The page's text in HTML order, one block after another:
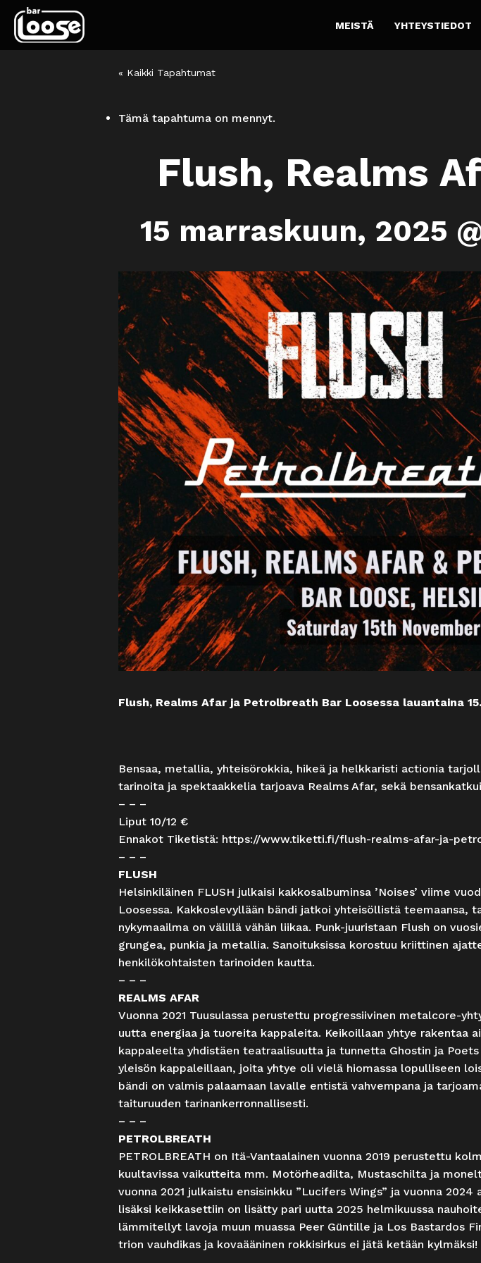
MEISTÄ YHTEYSTIEDOT
« Kaikki Tapahtumat
Tämä tapahtuma on mennyt.
Flush, Realms
15 marraskuun, 2025
Flush, Realms Afar ja Petrolbreath Bar Loosessa lauantaina
Bensaa, metallia, yhteisörokkia, hikeä ja helkkaristi actionia
tarinoita ja spektaakkelia tarjoava Realms Afar, sekä
– – –
Liput 10/12 €
Ennakot Tiketistä: https://www.tiketti.fi/flush-realms-afar-ja-
– – –
FLUSH
Helsinkiläinen FLUSH julkaisi kakkosalbuminsa ’Noises’ viime
Loosessa. Kakkoslevyllään bändi jatkoi yhteisöllistä
nykymaailma on välillä vähän liikaa. Punk-juuristaan Flush on
grungea, punkia ja metallia. Sanoituksissa korostuu kriittinen
henkilökohtaisten tarinoiden kautta.
– – –
REALMS AFAR
Vuonna 2021 Tuusulassa perustettu progressiivinen metalcore-
uutta energiaa ja tuoreita kappaleita. Keikoillaan yhtye rakentaa
kappaleelta yhdistäen teatraalisuutta ja tunnetta Ghostin ja
yleisön kappaleillaan, joita yhtye oli vielä hiomassa lopulliseen
bändi on valmis palaamaan lavalle entistä vahvempana ja
taituruuden tarinankerronnallisesti.
– – –
PETROLBREATH
PETROLBREATH on Itä-Vantaalainen vuonna 2019 perustettu
kuultavissa vaikutteita mm. Motörheadilta, Mustaschilta ja
vuonna 2021 julkaistu ensisinkku ”Lucifers Wings” ja vuonna
lisäksi keikkasettiin on lisätty pari uutta 2025 helmikuussa
lämmitellyt lavoja muun muassa Peer Güntille ja Los Bastardos
trion vauhdikas ja kovaääninen rokkisirkus ei jätä ketään kylmäksi!